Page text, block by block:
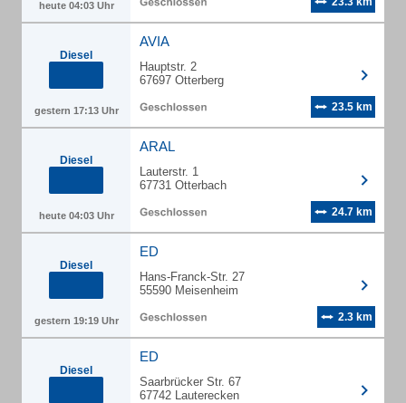
heute 04:03 Uhr
Diesel
gestern 17:13 Uhr
AVIA
Hauptstr. 2
67697 Otterberg
23.5 km
Diesel
heute 04:03 Uhr
ARAL
Lauterstr. 1
67731 Otterbach
24.7 km
Diesel
gestern 19:19 Uhr
ED
Hans-Franck-Str. 27
55590 Meisenheim
2.3 km
Diesel
ED
Saarbrücker Str. 67
67742 Lauterecken